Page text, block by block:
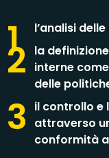
1 l’analisi
2
la
interne
delle
3
il controllo e
attraverso
conformità